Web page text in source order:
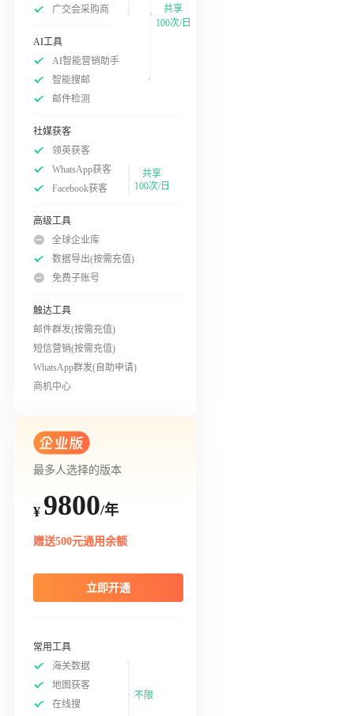
广交会采购商
AI工具
AI智能营销助手
智能搜邮
邮件检测
社媒获客
领英获客
WhatsApp获客
Facebook获客
共享
100次/日
高级工具
全球企业库
数据导出(按需充值)
免费子账号
触达工具
邮件群发(按需充值)
短信营销(按需充值)
WhatsApp群发(自助申请)
商机中心
共享
100次/日
最多人选择的版本
¥ 9800/年
赠送500元通用余额
立即开通
常用工具
海关数据
地图获客
在线搜
不限